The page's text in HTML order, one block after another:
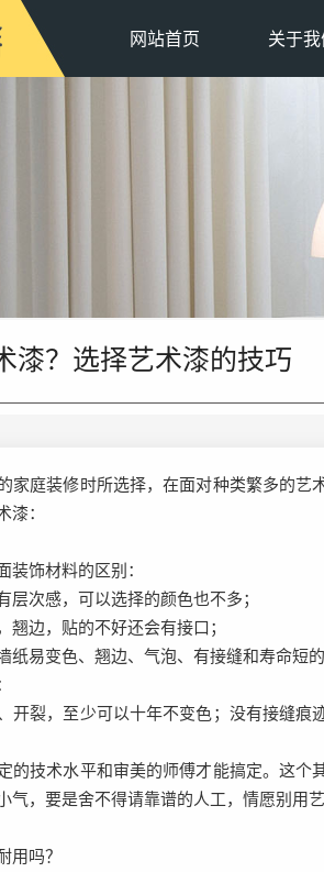
网站首页 关于
漆？选择艺术漆的技巧
家庭装修时所选择，在面对种类繁多的
：
装饰材料的区别：
层次感，可以选择的颜色也不多；
翘边，贴的不好还会有接口；
纸易变色、翘边、气泡、有接缝和寿命短
开裂，至少可以十年不变色；没有接缝
的技术水平和审美的师傅才能搞定。这
气，要是舍不得请靠谱的人工，情愿别用艺
用吗？